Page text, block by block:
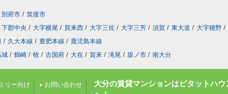
別府市 / 筑後市
下郡中央 / 大字横尾 / 賀来西 / 大字三佐 / 大字三芳 / 須賀 / 東大道 / 大字猪野 /
/ 久大本線 / 豊肥本線 / 鹿児島本線
城 / 鶴崎 / 牧 / 古国府 / 大在 / 賀来 / 滝尾 / 坂ノ市 / 南大分
リー向け
お問い合わせ
大分の賃貸マンションはピタットハウ